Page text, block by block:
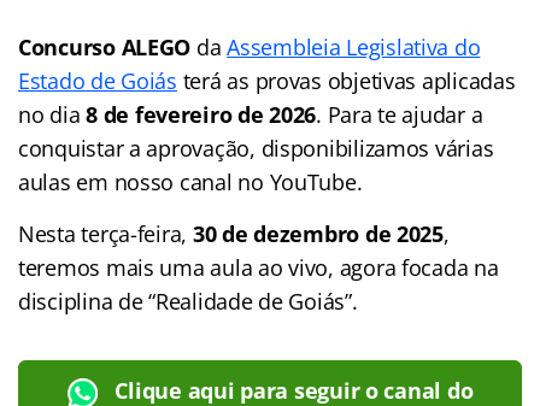
Concurso ALEGO daAssembleia Legislativa do
Estado de Goiás terá as provas objetivas aplicadas
no dia8 de fevereiro de 2026. Para te ajudar a
conquistar a aprovação, disponibilizamos várias
aulas em nosso canal no YouTube.
Nesta terça-feira, 30 de dezembro de 2025,
teremos mais uma aula ao vivo, agora focada na
disciplina de “Realidade de Goiás”.
Clique aqui para seguir o canal do